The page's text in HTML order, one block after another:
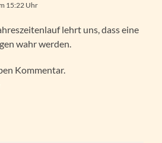
15:22 Uhr
lehrt uns, dass eine
wahr werden.
Kommentar.